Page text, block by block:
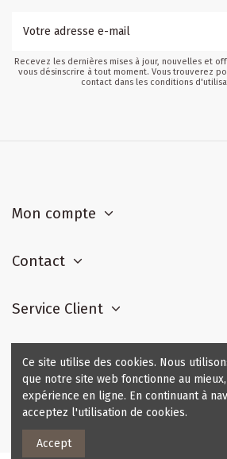
Recevez les dernières mises à jour, nouvelles et
vous désinscrire à tout moment. Vous trouverez
contact dans les conditions
Mon compte
Contact
Service Client
Contact us
Ce site utilise des cookies. Nous
que notre site web fonctionne au
expérience en ligne. En continuant à
acceptez l'utilisation de cookies.
Accept